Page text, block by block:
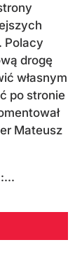
Polacy
drogę
własnym
po stronie
Mateusz